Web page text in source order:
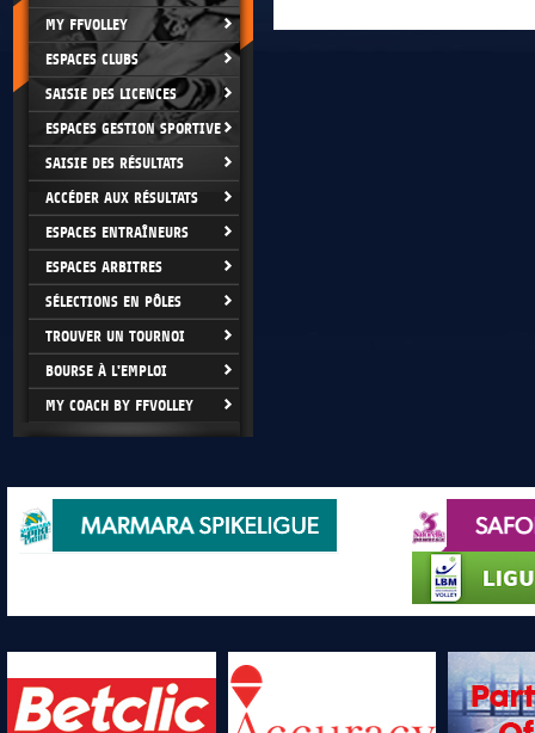
MY FFVOLLEY
ESPACES CLUBS
SAISIE DES LICENCES
ESPACES GESTION SPORTIVE
SAISIE DES RÉSULTATS
ACCÉDER AUX RÉSULTATS
ESPACES ENTRAÎNEURS
ESPACES ARBITRES
SÉLECTIONS EN PÔLES
TROUVER UN TOURNOI
BOURSE À L'EMPLOI
MY COACH BY FFVOLLEY